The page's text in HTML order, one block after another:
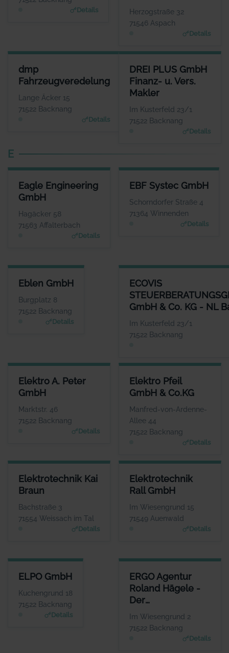
Details
www.gross-steinwerkst
att.de
Herzogstraße 32
71546 Aspach
Details
www.dlm-aufzugstechnik.
dmp
Fahrzeugveredelung
Lange Äcker 15
71522 Backnang
Details
DMP FAHRZEUGVEREDELUNG
ANSPRECHPARTNER
Herr Dominic Pedersen
www.dmp-fahrzeugveredel
DREI PLUS GmbH
Finanz- u. Vers.
Makler
Im Kusterfeld 23/1
71522 Backnang
Details
DREI PLUS GMBH FINANZ- U.
Herr
E
Eagle Engineering
GmbH
Hagäcker 58
71563 Affalterbach
Details
EAGLE ENGINEERING GMBH
ANSPRECHPARTNER
www.Eagleengineering.de
EBF Systec GmbH
Schorndorfer Straße 4
71364 Winnenden
Details
EBF SYSTEC GMBH
ANSPRECHPARTNER
Herr Dieter Ebel
WEBSITE
www.ebf.net
Eblen GmbH
Burgplatz 8
71522 Backnang
Details
EBLEN GMBH
Herr Holger Krauss
www.wuerttembergisch
e.de/versicherungen/e
ECOVIS
GmbH & Co. KG - NL
Im Kusterfeld 23/1
71522 Backnang
ECOVIS
Elektro A. Peter
GmbH
Marktstr. 46
71522 Backnang
Details
ELEKTRO A. PETER GMBH
ANSPRECHPARTNER
Herr Heiko und Ralf
www.elektro-apeter.de
Elektro Pfeil
GmbH & Co.KG
Manfred-von-Ardenne-
Allee 44
71522 Backnang
Details
ELEKTRO PFEIL GMBH & CO.KG
Herr Steffen Pfeil
www.elektro-pfeil.com
Elektrotechnik Kai
Braun
Bachstraße 3
71554 Weissach im Tal
Details
ELEKTROTECHNIK KAI BRAUN
Frau Franziska Braun
Www.elektrotechnik-kb.de
Elektrotechnik
Rall GmbH
Im Wiesengrund 15
71549 Auenwald
Details
ELEKTROTECHNIK RALL GMBH
ANSPRECHPARTNER
Herr Andre Kengerter
www.elektrotechnik-rall.de
ELPO GmbH
Kuchengrund 18
71522 Backnang
Details
ELPO GMBH
Herr Uwe Junk
www.elpo.de
ERGO Agentur
Roland Hägele -
Der
Unternehmer-
Berater
Im Wiesengrund 2
71522 Backnang
Details
ERGO AGENTUR ROLAND